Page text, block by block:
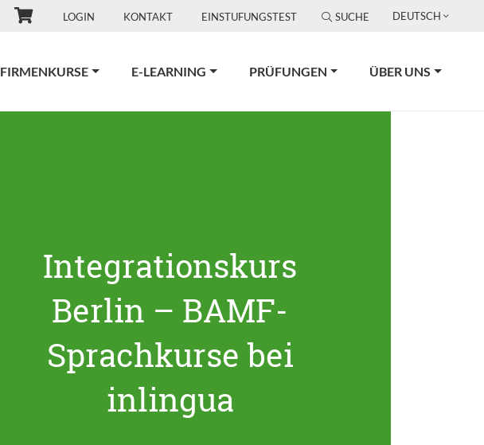
LOGIN KONTAKT EINSTUFUNGSTEST SUCHE DEUTSCH
FIRMENKURSE E-LEARNING PRÜFUNGEN ÜBER UNS
Integrationskurs
Berlin – BAMF-
Sprachkurse bei
inlingua